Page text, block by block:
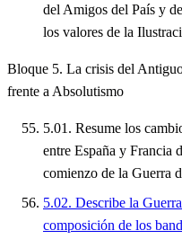
del Amigos del País y
los valores de la
Bloque 5. La crisis del
frente a Absolutismo
5.01. Resume los
entre España y Francia
comienzo de la Guerra
5.02. Describe la
composición de los